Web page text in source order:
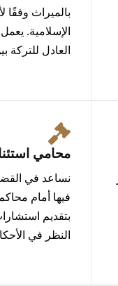
بالميراث وفقًا
الإسلامية.
العادل للتركة
محامي
نساعد في
فيها أمام
بتقديم
النظر في